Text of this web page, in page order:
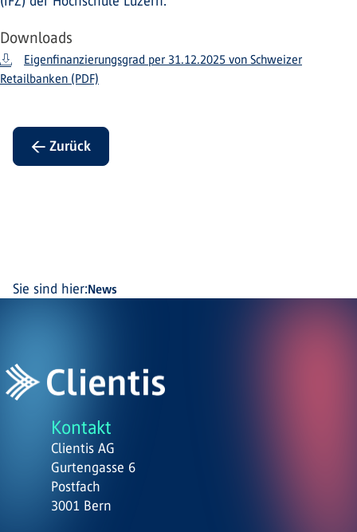
Downloads
Eigenfinanzierungsgrad per 31.12.2025 von Schweizer
Retailbanken (PDF)
← Zurück
Sie sind hier:News
Kontakt
Clientis AG
Gurtengasse 6
Postfach
3001 Bern